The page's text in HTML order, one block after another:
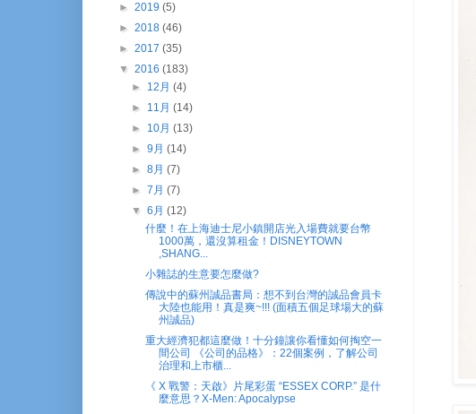
► 2019 (5)
► 2018 (46)
► 2017 (35)
▼ 2016 (183)
► 12月(4)
► 11月(14)
► 10月(13)
►9月(14)
►8月(7)
►7月(7)
▼6月(12)
什麼！在上海迪士尼小鎮開店光入場費就要台幣
1000萬，還沒算租金！DISNEYTOWN
,SHANG...
小雜誌的生意要怎麼做?
傳說中的蘇州誠品書局：想不到台灣的誠品會員卡
大陸也能用！真是爽~!!! (面積五個足球場大的蘇
州誠品)
重大經濟犯都這麼做！十分鐘讓你看懂如何掏空一
間公司 《公司的品格》：22個案例，了解公司
治理和上市櫃...
《 X 戰警：天啟》片尾彩蛋 “ESSEX CORP.” 是什
麼意思？X-Men: Apocalypse